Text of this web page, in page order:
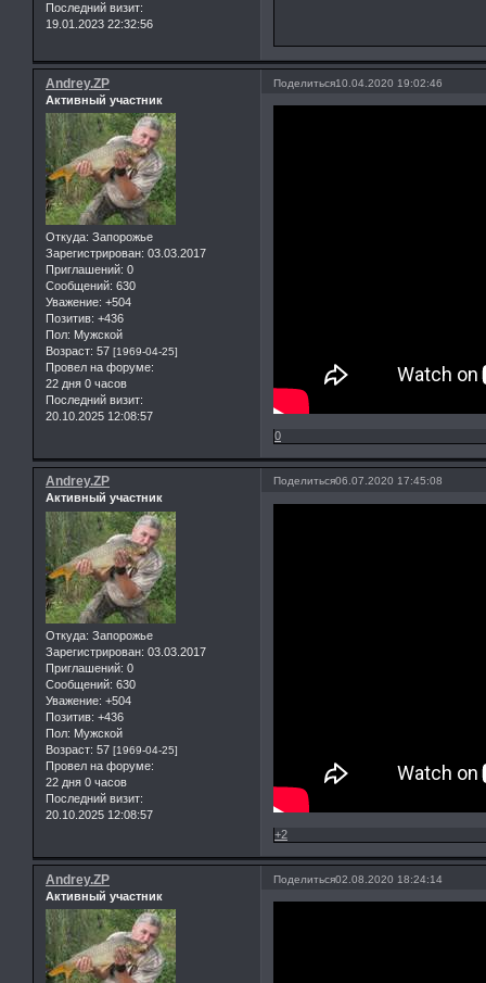
Последний визит:
19.01.2023 22:32:56
Поделиться10.04.2020 19:02:46
Andrey.ZP
Активный участник
Откуда: Запорожье
Зарегистрирован: 03.03.2017
Приглашений: 0
Сообщений: 630
Уважение: +504
Позитив: +436
Пол: Мужской
Возраст: 57 [1969-04-25]
Провел на форуме:
22 дня 0 часов
Последний визит:
20.10.2025 12:08:57
0
Поделиться06.07.2020 17:45:08
Andrey.ZP
Активный участник
Откуда: Запорожье
Зарегистрирован: 03.03.2017
Приглашений: 0
Сообщений: 630
Уважение: +504
Позитив: +436
Пол: Мужской
Возраст: 57 [1969-04-25]
Провел на форуме:
22 дня 0 часов
Последний визит:
20.10.2025 12:08:57
+2
Поделиться02.08.2020 18:24:14
Andrey.ZP
Активный участник